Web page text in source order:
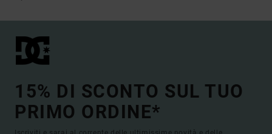
15% DI SCONTO SUL TUO
PRIMO ORDINE*